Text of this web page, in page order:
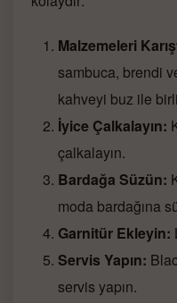
Malzemeleri
sambuca, brendi
kahveyi buz ile
İyice Çalkalayın:
çalkalayın.
Bardağa Süzün:
moda bardağına
Garnitür Ekleyin:
Servis Yapın:
servis yapın.